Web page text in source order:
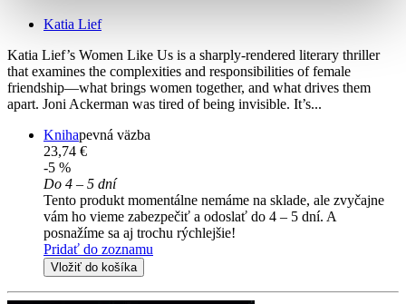
Katia Lief
Katia Lief’s Women Like Us is a sharply-rendered literary thriller
that examines the complexities and responsibilities of female
friendship—what brings women together, and what drives them
apart. Joni Ackerman was tired of being invisible. It’s...
Knihapevná väzba
23,74 €
-5 %
Do 4 – 5 dní
Tento produkt momentálne nemáme na sklade, ale zvyčajne
vám ho vieme zabezpečiť a odoslať do 4 – 5 dní. A
posnažíme sa aj trochu rýchlejšie!
Pridať do zoznamu
Vložiť do košíka